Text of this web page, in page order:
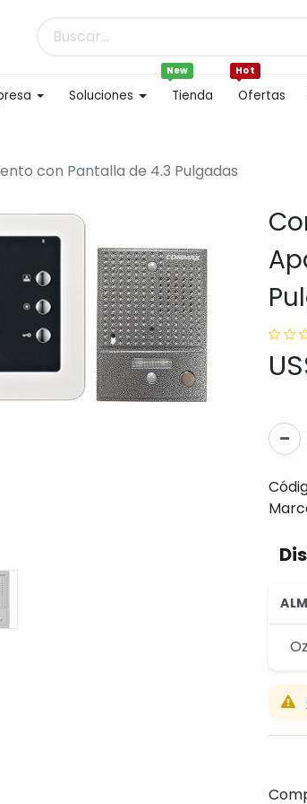
Soluciones Tienda
New
Ofertas
Hot
con Pantalla de 4.3 Pulgadas